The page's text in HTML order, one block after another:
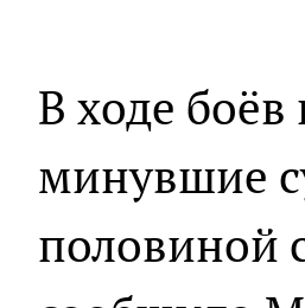
В ходе
минувшие
половиной